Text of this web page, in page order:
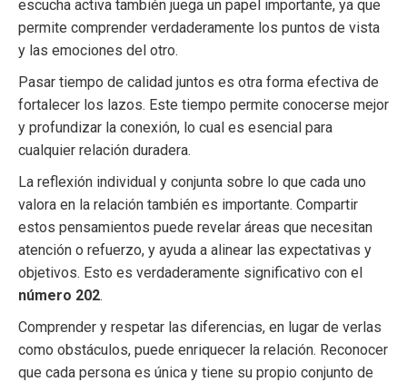
escucha activa también juega un papel importante, ya que
permite comprender verdaderamente los puntos de vista
y las emociones del otro.
Pasar tiempo de calidad juntos es otra forma efectiva de
fortalecer los lazos. Este tiempo permite conocerse mejor
y profundizar la conexión, lo cual es esencial para
cualquier relación duradera.
La reflexión individual y conjunta sobre lo que cada uno
valora en la relación también es importante. Compartir
estos pensamientos puede revelar áreas que necesitan
atención o refuerzo, y ayuda a alinear las expectativas y
objetivos. Esto es verdaderamente significativo con el
número 202.
Comprender y respetar las diferencias, en lugar de verlas
como obstáculos, puede enriquecer la relación. Reconocer
que cada persona es única y tiene su propio conjunto de